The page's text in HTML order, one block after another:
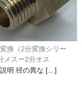
換（2分変換シリー
メスー2分オス
明 径の異な […]